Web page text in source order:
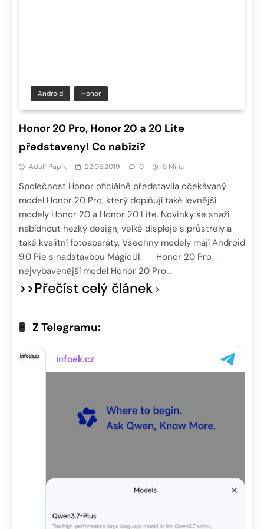
Android Honor
Honor 20 Pro, Honor 20 a 20 Lite
představeny! Co nabízí?
Adolf Pupík 22.05.2019 0 5 Mins
Společnost Honor oficiálně představila očekávaný
model Honor 20 Pro, který doplňují také levnější
modely Honor 20 a Honor 20 Lite. Novinky se snaží
nabídnout hezký design, velké displeje s průstřely a
také kvalitní fotoaparáty. Všechny modely mají Android
9.0 Pie s nadstavbou MagicUI. Honor 20 Pro –
nejvybavenější model Honor 20 Pro…
>>Přečíst celý článek
Z Telegramu: